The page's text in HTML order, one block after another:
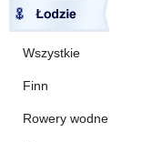
Wszystkie
Finn
Rowery wodne